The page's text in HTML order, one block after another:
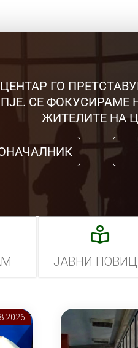
ГО
СЕ ФОКУСИРАМЕ
ЖИТЕЛИТЕ НА
ЈАВНИ
2026